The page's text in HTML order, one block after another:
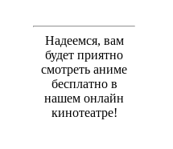
Надеемся, вам
будет приятно
смотреть аниме
бесплатно в
нашем онлайн
кинотеатре!